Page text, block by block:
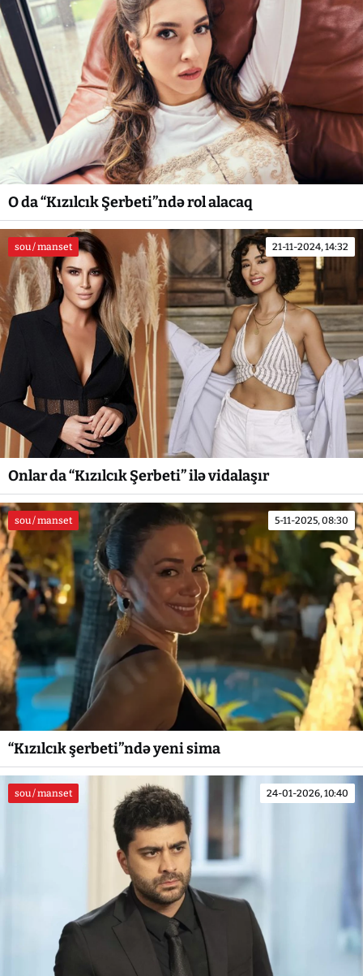
O da “Kızılcık Şerbeti”ndə rol alacaq
sou / manset 21-11-2024, 14:32
Onlar da “Kızılcık Şerbeti” ilə vidalaşır
sou / manset 5-11-2025, 08:30
“Kızılcık şerbeti”ndə yeni sima
sou / manset 24-01-2026, 10:40